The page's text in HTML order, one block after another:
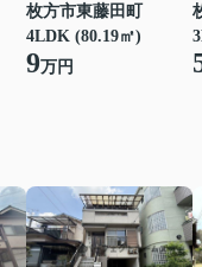
枚方市東藤田町
4LDK (80.19㎡)
9万円